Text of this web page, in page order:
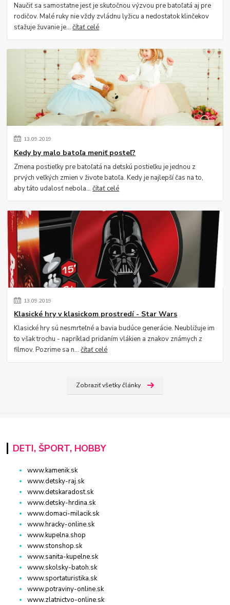
Naučiť sa samostatne jesť je skutočnou výzvou pre batoľatá aj pre
rodičov. Malé ruky nie vždy zvládnu lyžicu a nedostatok klinčekov
sťažuje žuvanie je...čítať celé
13.09.2019
Kedy by malo batoľa meniť posteľ?
Zmena postieľky pre batoľatá na detskú postieľku je jednou z
prvých veľkých zmien v živote batoľa. Kedy je najlepší čas na to,
aby táto udalosť nebola...čítať celé
13.09.2019
Klasické hry v klasickom prostredí - Star Wars
Klasické hry sú nesmrteľné a bavia budúce generácie. Neubližuje im
to však trochu - napríklad pridaním vlákien a znakov známych z
filmov. Pozrime sa n...čítať celé
Zobraziť všetky články
DETI, ŠPORT, HOBBY
www.kamenik.sk
www.detsky-raj.sk
www.detskaradost.sk
www.detsky-hrdina.sk
www.domaci-milacik.sk
www.hracky-online.sk
www.kupelna.shop
www.stonshop.sk
www.sanita-kupelne.sk
www.skolsky-batoh.sk
www.sportaturistika.sk
www.potraviny-online.sk
www.zlatnictvo-online.sk